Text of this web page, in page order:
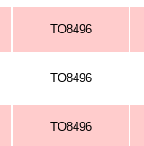
TO8496
TO8496
TO8496